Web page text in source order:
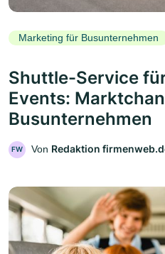
Marketing für Busunternehmen
Shuttle-Service
Events:
Busunternehmen
FW Von Redaktion